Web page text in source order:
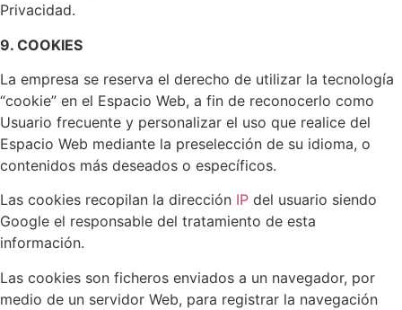
Privacidad.
9. COOKIES
La empresa se reserva el derecho de utilizar la tecnología
“cookie” en el Espacio Web, a fin de reconocerlo como
Usuario frecuente y personalizar el uso que realice del
Espacio Web mediante la preselección de su idioma, o
contenidos más deseados o específicos.
Las cookies recopilan la dirección IP del usuario siendo
Google el responsable del tratamiento de esta
información.
Las cookies son ficheros enviados a un navegador, por
medio de un servidor Web, para registrar la navegación